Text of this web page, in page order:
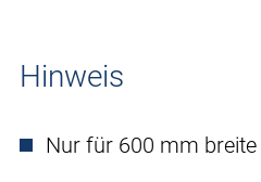
Hinweis
Nur für 600 mm breite